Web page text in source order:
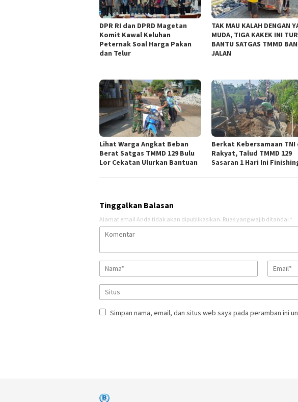
DPR RI dan DPRD Magetan
Komit Kawal Keluhan
Peternak Soal Harga Pakan
dan Telur
TAK MAU KALAH DENGAN
MUDA, TIGA KAKEK INI
BANTU SATGAS TMMD
JALAN
Lihat Warga Angkat Beban
Berat Satgas TMMD 129 Bulu
Lor Cekatan Ulurkan Bantuan
Berkat Kebersamaan TNI
Rakyat, Talud TMMD 129
Sasaran 1 Hari Ini
Tinggalkan Balasan
Alamat email Anda tidak akan dipublikasikan. Ruas yang wajib ditandai *
Simpan nama, email, dan situs web saya pada peramban ini